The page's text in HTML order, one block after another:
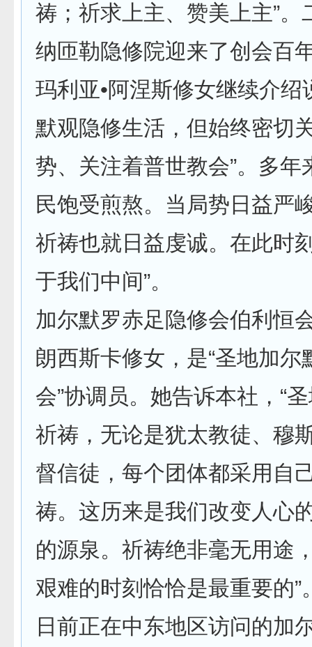
祷；祈求上主、赞美上主”。
纳匝勒隐修院迎来了创会百
玛利亚•阿涅斯修女继续介绍
默观隐修生活，但始终密切
势、关注着普世教会”。多年
民饱受煎熬。当局势日益严
祈祷也就日益虔诚。在此时
于我们中间”。
加尔默罗赤足隐修会伯利恒
朗西斯卡修女，是“圣地加尔
会”协调员。她告诉本社，“
祈祷，无论是犹太教徒、穆
督信徒，每个团体都采用自
祷。这历来是我们改变人心
的源泉。祈祷绝非毫无用途
艰难的时刻恰恰是最重要的”
日前正在中东地区访问的加